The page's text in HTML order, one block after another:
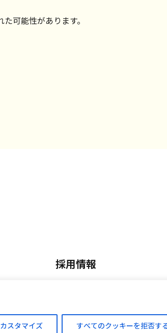
カスタマイズ すべてのクッキーを拒否す
可能性があります。
採用情報